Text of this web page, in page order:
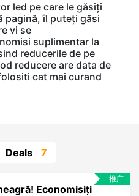
led pe care le găsiți
pagină, îl puteți găsi
vi se
suplimentar la
reducerile de pe
reducere are data de
cat mai curand
Deals 7
推广
Economisiți